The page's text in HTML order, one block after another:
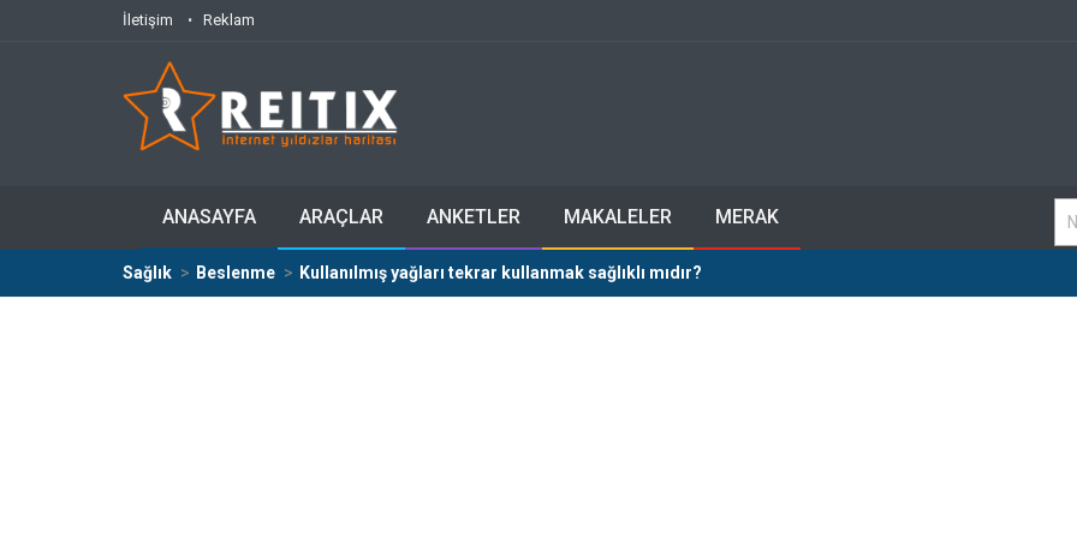
İletişim Reklam
ANASAYFA ARAÇLAR ANKETLER MAKALELER MERAK
Sağlık Beslenme Kullanılmış yağları tekrar kullanmak sağlıklı mıdır?